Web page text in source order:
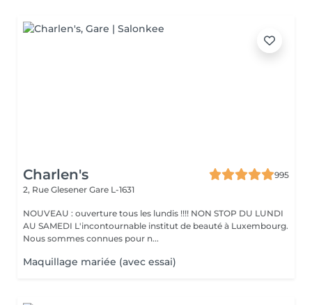
Charlen's
995
2, Rue Glesener Gare L-1631
NOUVEAU : ouverture tous les lundis !!!! NON STOP DU LUNDI
AU SAMEDI L'incontournable institut de beauté à Luxembourg.
Nous sommes connues pour n...
Maquillage mariée (avec essai)